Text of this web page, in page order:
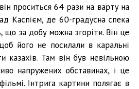
проситься 64 рази на варту на
Каспієм, де 60-градусна спека
що за добу можна згоріти. Він це
його не посилали в каральні
казахів. Там він був невільною
напружених обставинах, і це
Інтрига картини полягає в